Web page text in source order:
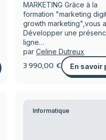
MARKETING Grâce à la
formation "marketing
growth marketing",vous
Développer une
ligne…
par Celine Dutreux
3 990,00 € En savoir
Informatique